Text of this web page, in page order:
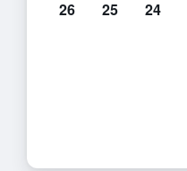
24
25
26